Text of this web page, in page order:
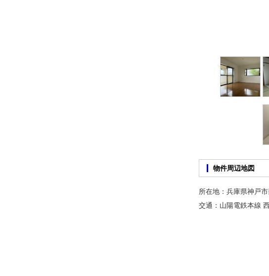
物件周辺地図
所在地：兵庫県神戸
交通：山陽電鉄本線